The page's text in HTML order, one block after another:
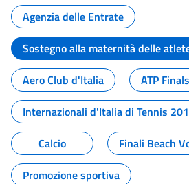
Agenzia delle Entrate
Sostegno alla maternità delle
Aero Club d'Italia
ATP
Internazionali d'Italia di Tennis
Calcio
Finali Beach
Promozione sportiva